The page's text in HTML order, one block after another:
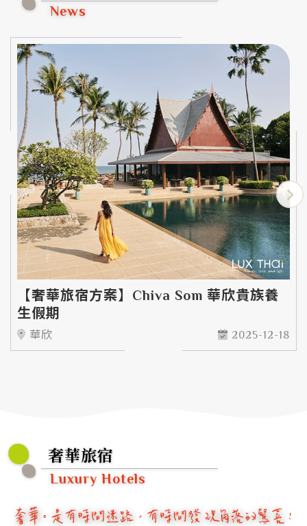
News
【奢華旅宿方案】Chiva Som 華欣貴族養
生假期
華欣 2025-12-18
奢華旅宿
Luxury Hotels